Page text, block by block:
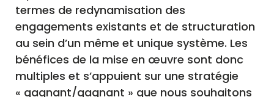
termes de redynamisation des
engagements existants et de structuration
au sein d’un même et unique système. Les
bénéfices de la mise en œuvre sont donc
multiples et s’appuient sur une stratégie
« gagnant/gagnant » que nous souhaitons